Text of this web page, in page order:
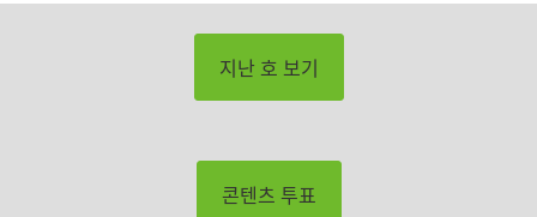
지난 호 보기
콘텐츠 투표